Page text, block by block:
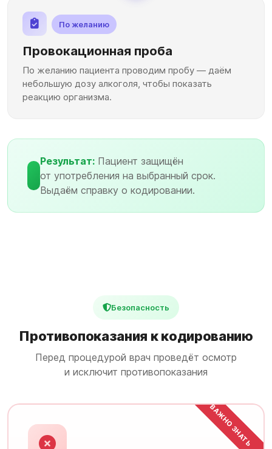
По желанию
Провокационная проба
По желанию пациента проводим пробу — даём
небольшую дозу алкоголя, чтобы показать
реакцию организма.
Результат:Пациент защищён
от употребления на выбранный срок.
Выдаём справку о кодировании.
Безопасность
Противопоказания к кодированию
Перед процедурой врач проведёт осмотр
и исключит противопоказания
ВАЖНО ЗНАТЬ